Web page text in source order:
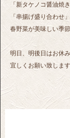
「新タケノコ醤油焼き
「串揚げ盛り合わせ」
春野菜が美味しい季
明日、明後日はお休
宜しくお願い致しま